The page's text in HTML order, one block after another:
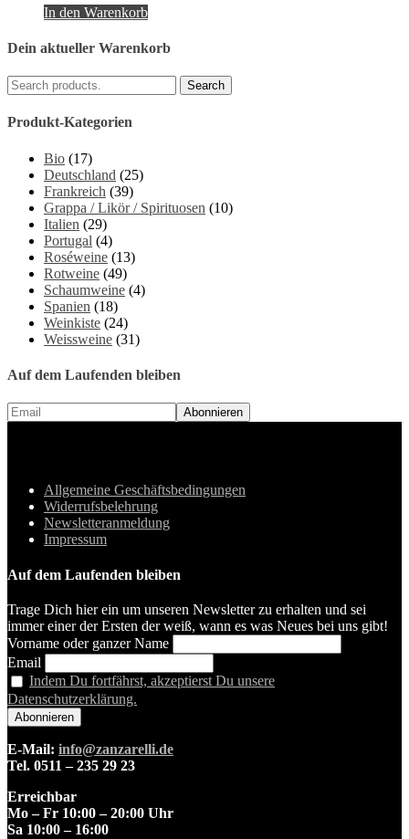
In den Warenkorb
Dein aktueller Warenkorb
Produkt-Kategorien
Bio (17)
Deutschland (25)
Frankreich (39)
Grappa / Likör / Spirituosen (10)
Italien (29)
Portugal (4)
Roséweine (13)
Rotweine (49)
Schaumweine (4)
Spanien (18)
Weinkiste (24)
Weissweine (31)
Auf dem Laufenden bleiben
Allgemeine Geschäftsbedingungen
Widerrufsbelehrung
Newsletteranmeldung
Impressum
Auf dem Laufenden bleiben
Trage Dich hier ein um unseren Newsletter zu erhalten und sei
immer einer der Ersten der weiß, wann es was Neues bei uns gibt!
Vorname oder ganzer Name
Email
Indem Du fortfährst, akzeptierst Du unsere
Datenschutzerklärung.
E-Mail: info@zanzarelli.de
Tel. 0511 – 235 29 23
Erreichbar
Mo – Fr 10:00 – 20:00 Uhr
Sa 10:00 – 16:00